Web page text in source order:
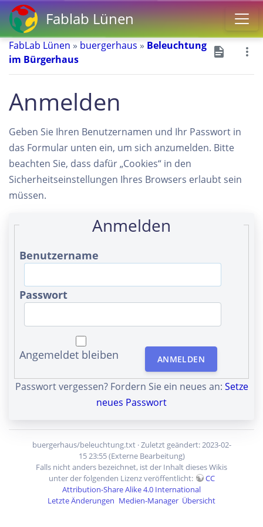
Fablab Lünen
FabLab Lünen » buergerhaus » Beleuchtung
im Bürgerhaus
Anmelden
Geben Sie Ihren Benutzernamen und Ihr Passwort in
das Formular unten ein, um sich anzumelden. Bitte
beachten Sie, dass dafür „Cookies“ in den
Sicherheitseinstellungen Ihres Browsers erlaubt sein
müssen.
Anmelden
Benutzername
Passwort
Angemeldet bleiben ANMELDEN
Passwort vergessen? Fordern Sie ein neues an: Setze
neues Passwort
buergerhaus/beleuchtung.txt· Zuletzt geändert: 2023-02-
15 23:55 (Externe Bearbeitung)
Falls nicht anders bezeichnet, ist der Inhalt dieses Wikis
unter der folgenden Lizenz veröffentlicht:
CC
Attribution-Share Alike 4.0 International
Letzte Änderungen Medien-Manager Übersicht